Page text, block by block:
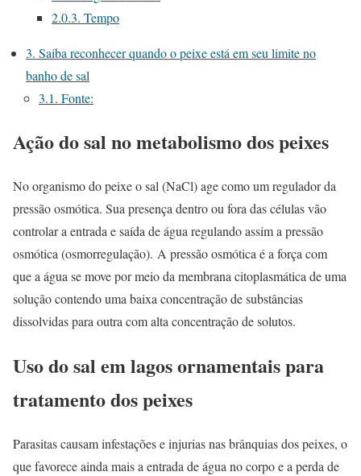
2.0.3. Tempo
3. Saiba reconhecer quando o peixe está em seu limite no
banho de sal
3.1. Fonte:
Ação do sal no metabolismo dos peixes
No organismo do peixe o sal (NaCl) age como um regulador da
pressão osmótica. Sua presença dentro ou fora das células vão
controlar a entrada e saída de água regulando assim a pressão
osmótica (osmorregulação). A pressão osmótica é a força com
que a água se move por meio da membrana citoplasmática de uma
solução contendo uma baixa concentração de substâncias
dissolvidas para outra com alta concentração de solutos.
Uso do sal em lagos ornamentais para
tratamento dos peixes
Parasitas causam infestações e injurias nas brânquias dos peixes, o
que favorece ainda mais a entrada de água no corpo e a perda de